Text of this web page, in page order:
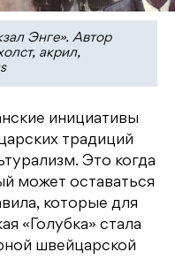
Энге». Автор
акрил,
инициативы
традиций
Это когда
может оставаться
которые для
«Голубка» стала
швейцарской